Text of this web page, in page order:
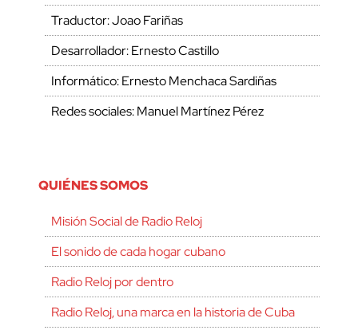
Traductor: Joao Fariñas
Desarrollador: Ernesto Castillo
Informático: Ernesto Menchaca Sardiñas
Redes sociales: Manuel Martínez Pérez
QUIÉNES SOMOS
Misión Social de Radio Reloj
El sonido de cada hogar cubano
Radio Reloj por dentro
Radio Reloj, una marca en la historia de Cuba